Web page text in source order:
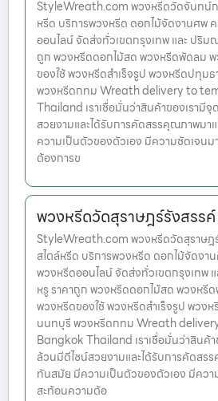
StyleWreath.com พวงหรีดวัดจันทน์
หรีด บริการพวงหรีด ดอกไม้จัดงานศพ
ออนไลน์ จัดส่งทั่วเขตกรุงเทพ และ ปริม
ถูก พวงหรีดดอกไม้สด พวงหรีดพัดลม
ของใช้ พวงหรีดสำเร็จรูป พวงหรีดปทุม
พวงหรีดกทม Wreath delivery to
Thailand เราเชื่อมั่นว่าสินค้าของเรามี
สวยงามและได้รับการคัดสรรคุณภาพม
ความเป็นตัวของตัวเอง มีความชัดเจน
ต้องการข
พวงหรีดวัดสุราษฎร์รังสรร
StyleWreath.com พวงหรีดวัดสุราษฎ
สไตล์หรีด บริการพวงหรีด ดอกไม้จัดงา
พวงหรีดออนไลน์ จัดส่งทั่วเขตกรุงเทพ
หรู ราคาถูก พวงหรีดดอกไม้สด พวงหรี
พวงหรีดของใช้ พวงหรีดสำเร็จรูป พวง
นนทบุรี พวงหรีดกทม Wreath
Bangkok Thailand เราเชื่อมั่นว่าสินค้า
ล้วนมีดีไซน์สวยงามและได้รับการคัดส
ทันสมัย มีความเป็นตัวของตัวเอง มีคว
สะท้อนความต้อ